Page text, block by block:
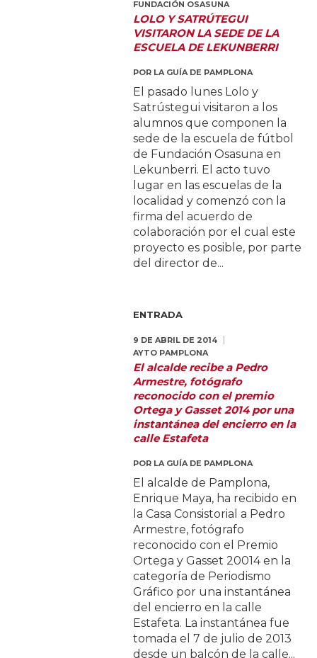
FUNDACIÓN OSASUNA
LOLO Y SATRÚTEGUI
VISITARON LA SEDE DE LA
ESCUELA DE LEKUNBERRI
POR LA GUÍA DE PAMPLONA
El pasado lunes Lolo y
Satrústegui visitaron a los
alumnos que componen la
sede de la escuela de fútbol
de Fundación Osasuna en
Lekunberri. El acto tuvo
lugar en las escuelas de la
localidad y comenzó con la
firma del acuerdo de
colaboración por el cual este
proyecto es posible, por parte
del director de...
ENTRADA
9 DE ABRIL DE 2014
AYTO PAMPLONA
El alcalde recibe a Pedro
Armestre, fotógrafo
reconocido con el premio
Ortega y Gasset 2014 por una
instantánea del encierro en la
calle Estafeta
POR LA GUÍA DE PAMPLONA
El alcalde de Pamplona,
Enrique Maya, ha recibido en
la Casa Consistorial a Pedro
Armestre, fotógrafo
reconocido con el Premio
Ortega y Gasset 20014 en la
categoría de Periodismo
Gráfico por una instantánea
del encierro en la calle
Estafeta. La instantánea fue
tomada el 7 de julio de 2013
desde un balcón de la calle...